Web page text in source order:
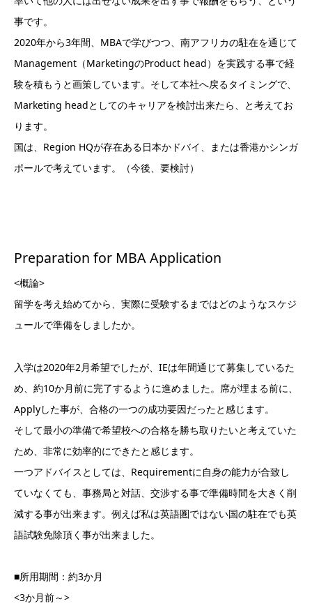
事です。
2020年から3年間、MBAで学びつつ、南アフリカの駐在を通じて
Management（MarketingのProduct head）を実践する事で経
験を積もうと画策しています。そして本社へ戻るタイミングで、
Marketing headとしてのキャリアを検討出来たら、と考えてお
ります。
国は、Region HQが存在ある日本かドバイ、または香港かシンガ
ポールで考えています。（今後、要検討）
Preparation for MBA Application
<概論>
留学を考え始めてから、実際に受験するまではどのようなスケジ
ュールで準備をしましたか。
入学は2020年2月希望でしたが、IEは年間通じて募集しているた
め、約10か月前に完了するように進めました。席が埋まる前に、
Applyした事が、合格の一つの成功要因だったと感じます。
そして最小の準備で希望校への合格を勝ち取りたいと考えていた
ため、非常に効率的にできたと感じます。
一つアドバイスとしては、Requirementに自身の能力が合致し
ていなくても、事務局と対話、交渉する事で準備時間を大きく削
減する事が出来ます。例えば私は英語圏ではない国の駐在でも英
語試験免除頂く事が出来ました。
■所用期間：約3か月
<3か月前～>